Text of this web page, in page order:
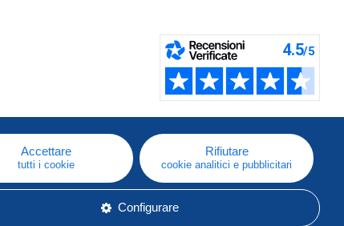
Accettare
tutti i cookie
Rifiutare
cookie analitici e pubblicitari
Configurare